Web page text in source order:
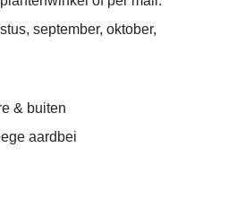
september, oktober,
& buiten
aardbei